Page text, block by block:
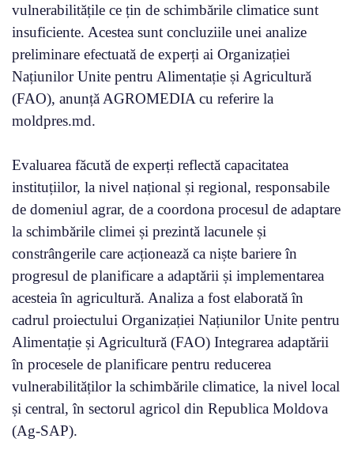
vulnerabilitățile ce țin de schimbările climatice sunt
insuficiente. Acestea sunt concluziile unei analize
preliminare efectuată de experți ai Organizației
Națiunilor Unite pentru Alimentație și Agricultură
(FAO), anunță AGROMEDIA cu referire la
moldpres.md.
Evaluarea făcută de experți reflectă capacitatea
instituțiilor, la nivel național și regional, responsabile
de domeniul agrar, de a coordona procesul de adaptare
la schimbările climei și prezintă lacunele și
constrângerile care acționează ca niște bariere în
progresul de planificare a adaptării și implementarea
acesteia în agricultură. Analiza a fost elaborată în
cadrul proiectului Organizației Națiunilor Unite pentru
Alimentație și Agricultură (FAO) Integrarea adaptării
în procesele de planificare pentru reducerea
vulnerabilităților la schimbările climatice, la nivel local
și central, în sectorul agricol din Republica Moldova
(Ag-SAP).